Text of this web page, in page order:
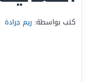
كتب بواسطة: ريم جرادة